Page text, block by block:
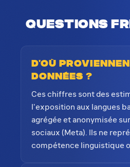
Questions
D'où
données ?
Ces chiffres sont des
l'exposition aux langues
agrégée et anonymisée
sociaux (Meta). Ils ne
compétence linguistique